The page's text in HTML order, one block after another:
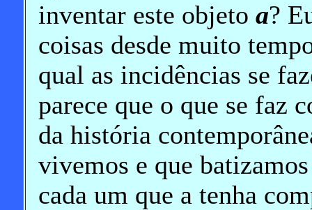
inventar este objeto a?
coisas desde muito
qual as incidências se
parece que o que se faz
da história
vivemos e que
cada um que a tenha